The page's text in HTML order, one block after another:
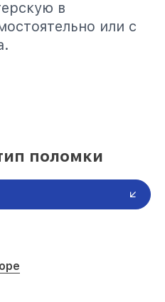
в
или с
поломки